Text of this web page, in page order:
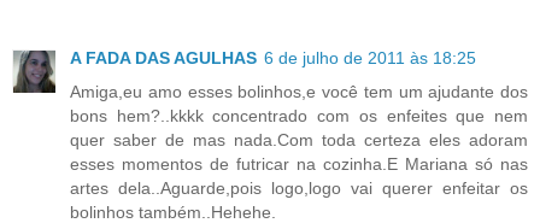
A FADA DAS AGULHAS 6 de julho de 2011 às 18:25
Amiga,eu amo esses bolinhos,e você tem um ajudante dos
bons hem?..kkkk concentrado com os enfeites que nem
quer saber de mas nada.Com toda certeza eles adoram
esses momentos de futricar na cozinha.E Mariana só nas
artes dela..Aguarde,pois logo,logo vai querer enfeitar os
bolinhos também..Hehehe.